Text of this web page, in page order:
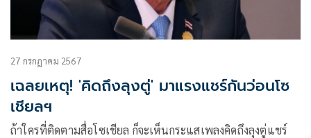
27 กรกฎาคม 2567
เฉลยเหตุ! 'คิดถึงลุงตู่' มาแรงแชร์กันว่อนโซ
เชียลฯ
ถ้าใครที่ติดตามสื่อโซเชียล ก็จะเห็นกระแสเพลงคิดถึงลุงตู่แชร์